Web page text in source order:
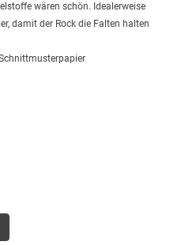
wären schön. Idealerweise
damit der Rock die Falten halten